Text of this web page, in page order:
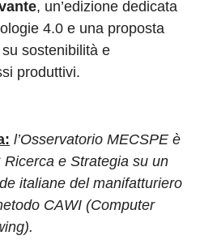
, un’edizione dedicata
4.0 e una proposta
sostenibilità e
produttivi.
l’Osservatorio MECSPE è
e Strategia su un
italiane del manifatturiero
CAWI (Computer